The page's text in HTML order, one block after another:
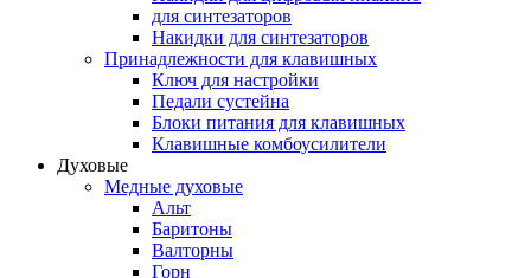
для синтезаторов
Накидки для синтезаторов
Принадлежности для клавишных
Ключ для настройки
Педали сустейна
Блоки питания для клавишных
Клавишные комбоусилители
Духовые
Медные духовые
Альт
Баритоны
Валторны
Горн